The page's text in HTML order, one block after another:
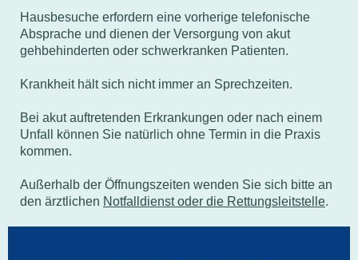
Hausbesuche erfordern eine vorherige telefonische
Absprache und dienen der Versorgung von akut
gehbehinderten oder schwerkranken Patienten.
Krankheit hält sich nicht immer an Sprechzeiten.
Bei akut auftretenden Erkrankungen oder nach einem
Unfall können Sie natürlich ohne Termin in die Praxis
kommen.
Außerhalb der Öffnungszeiten wenden Sie sich bitte an
den ärztlichen Notfalldienst oder die Rettungsleitstelle.